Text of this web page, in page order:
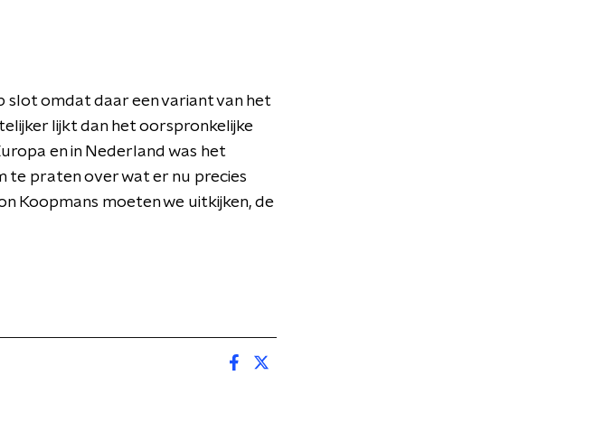
slot omdat daar een variant van het
lijkt dan het oorspronkelijke
en in Nederland was het
te praten over wat er nu precies
Koopmans moeten we uitkijken, de